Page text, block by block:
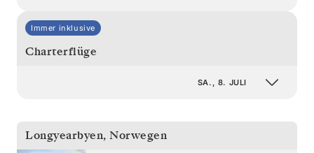
Immer inklusive
Charterflüge
SA., 8. JULI
Longyearbyen, Norwegen